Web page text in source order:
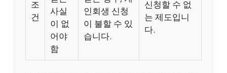
조
건
사실
이 없
어야
함
인회생 신청
이 불할 수 있
습니다.
신청할 수 없
는 제도입니
다.